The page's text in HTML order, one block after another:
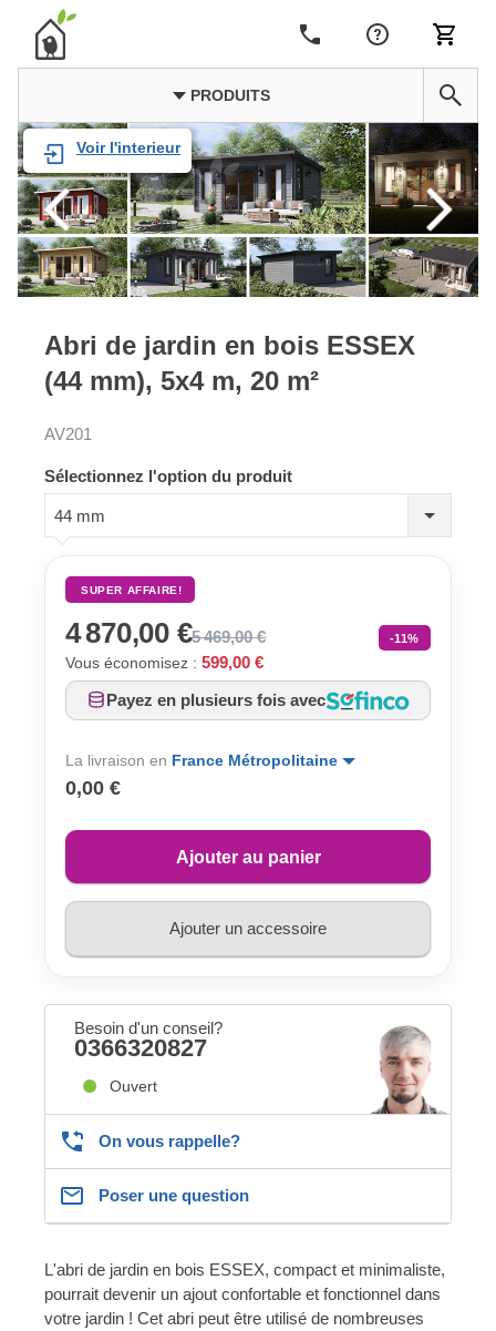
PRODUITS
Voir l'interieur
Abri de jardin en bois ESSEX
(44 mm), 5x4 m, 20 m²
AV201
Sélectionnez l'option du produit
44 mm
SUPER AFFAIRE!
4 870,00 €5 469,00 € -11%
Vous économisez : 599,00 €
Payez en plusieurs fois avec
La livraison en France Métropolitaine
0,00 €
Ajouter au panier
Ajouter un accessoire
Besoin d'un conseil?
0366320827
Ouvert
On vous rappelle?
Poser une question
L'abri de jardin en bois ESSEX, compact et minimaliste,
pourrait devenir un ajout confortable et fonctionnel dans
votre jardin ! Cet abri peut être utilisé de nombreuses